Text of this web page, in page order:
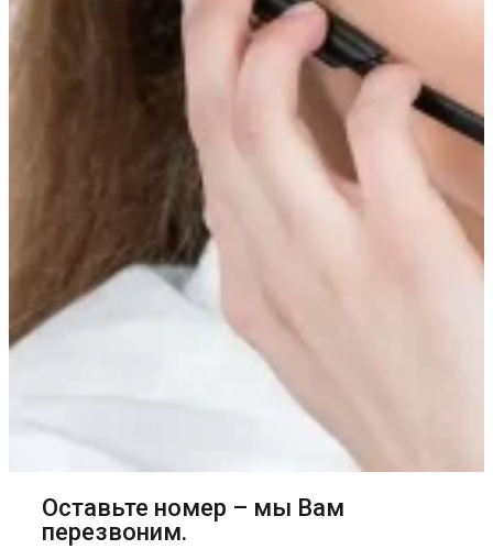
Оставьте номер – мы Вам
перезвоним.